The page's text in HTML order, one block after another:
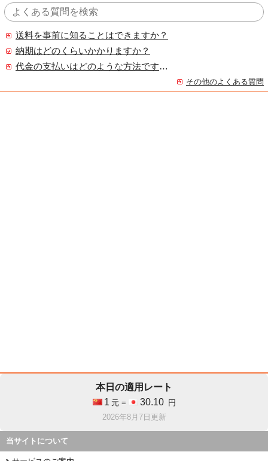
送料を事前に知ることはできますか？
納期はどのくらいかかりますか？
代金の支払いはどのような方法ですか？
その他のよくある質問
本日の適用レート
1 元 = 30.10
円
2026年8月7日更新
当サイトについて